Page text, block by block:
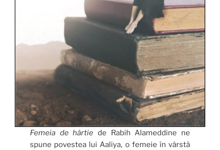
Femeia de hârtie de Rabih Alameddine ne
spune povestea lui Aaliya, o femeie în vârstă